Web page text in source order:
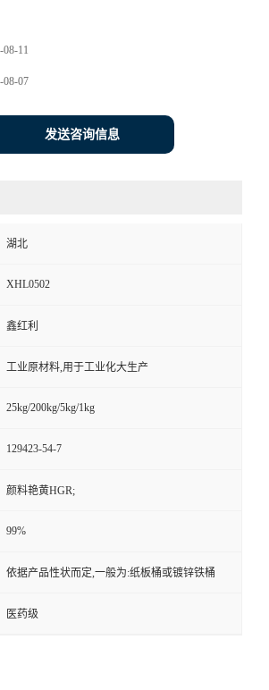
08-11
08-07
发送咨询信息
湖北
XHL0502
鑫红利
工业原材料,用于工业化大生产
25kg/200kg/5kg/1kg
129423-54-7
颜料艳黄HGR;
99%
依据产品性状而定,一般为:纸板桶或镀锌铁桶
医药级